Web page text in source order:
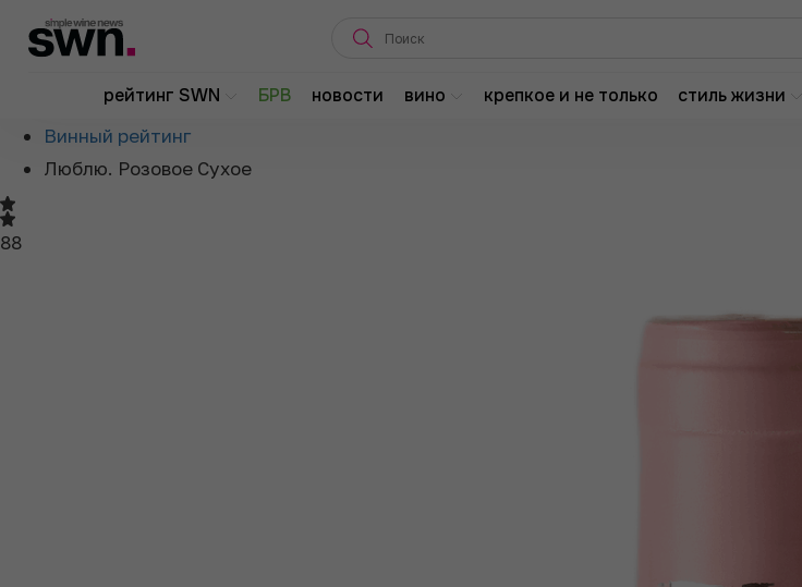
рейтинг SWN БРВ новости вино крепкое и не только стиль жизни
О рейтинге
Винный рейтинг
Люблю. Розовое Сухое
88